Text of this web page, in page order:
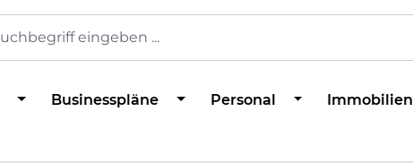
Businesspläne Personal Immobilien